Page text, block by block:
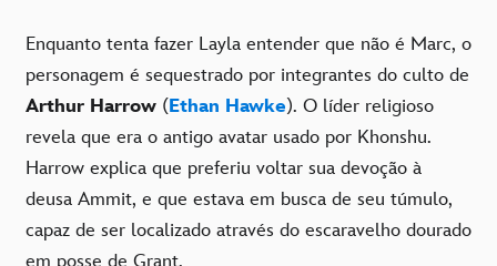
Enquanto tenta fazer Layla entender que não é Marc, o
personagem é sequestrado por integrantes do culto de
Arthur Harrow (Ethan Hawke). O líder religioso
revela que era o antigo avatar usado por Khonshu.
Harrow explica que preferiu voltar sua devoção à
deusa Ammit, e que estava em busca de seu túmulo,
capaz de ser localizado através do escaravelho dourado